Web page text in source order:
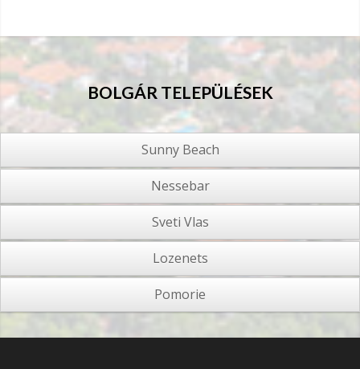
BOLGÁR TELEPÜLÉSEK
Sunny Beach
Nessebar
Sveti Vlas
Lozenets
Pomorie